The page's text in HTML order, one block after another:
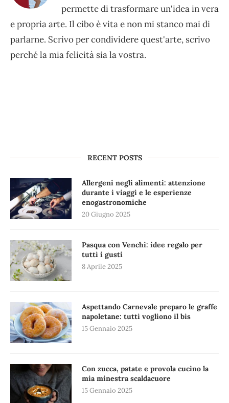
permette di trasformare un'idea in vera
e propria arte. Il cibo è vita e non mi stanco mai di
parlarne. Scrivo per condividere quest'arte, scrivo
perché la mia felicità sia la vostra.
RECENT POSTS
Allergeni negli alimenti: attenzione
durante i viaggi e le esperienze
enogastronomiche
20 Giugno 2025
Pasqua con Venchi: idee regalo per
tutti i gusti
8 Aprile 2025
Aspettando Carnevale preparo le graffe
napoletane: tutti vogliono il bis
15 Gennaio 2025
Con zucca, patate e provola cucino la
mia minestra scaldacuore
15 Gennaio 2025